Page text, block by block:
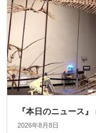
『本日のニュース』
2026年8月8日